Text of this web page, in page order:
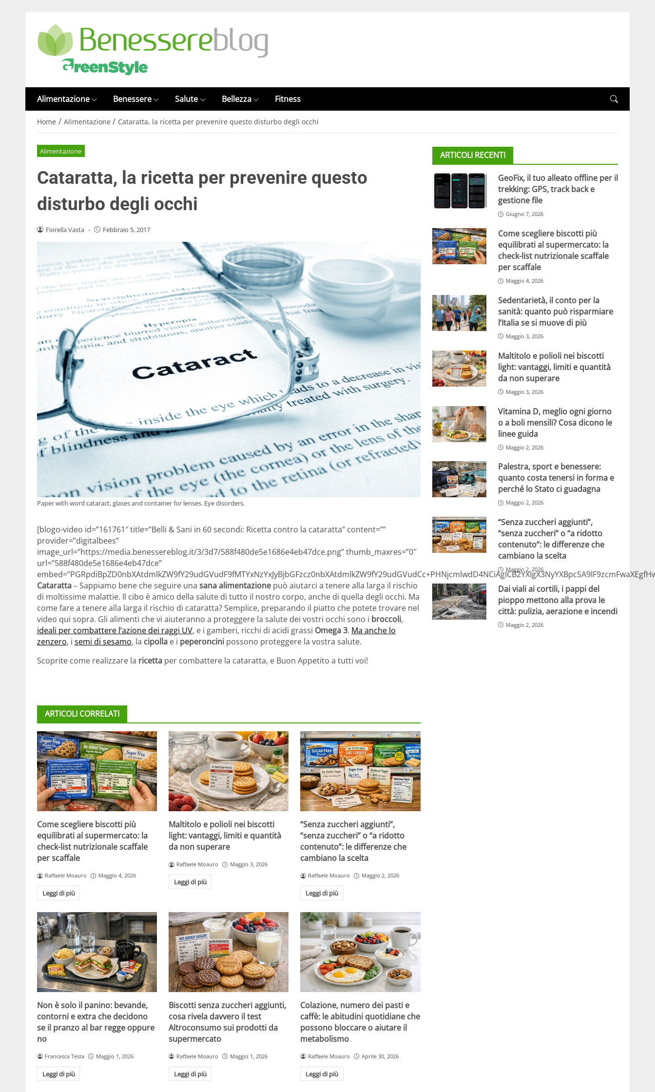
Alimentazione Benessere Salute Bellezza Fitness
Home / Alimentazione / Cataratta, la ricetta per prevenire questo disturbo degli occhi
Alimentazione
Cataratta, la ricetta per prevenire questo
disturbo degli occhi
Fiorella Vasta - Febbraio 5, 2017
Paper with word cataract, glases and container for lenses. Eye disorders.
[blogo-video id=”161761″ title=”Belli & Sani in 60 secondi: Ricetta contro la cataratta” content=””
provider=”digitalbees”
image_url=”https://media.benessereblog.it/3/3d7/588f480de5e1686e4eb47dce.png” thumb_maxres=”0″
url=”588f480de5e1686e4eb47dce”
Cataratta– Sappiamo bene che seguire una sana alimentazione può aiutarci a tenere alla larga il rischio
di moltissime malattie. Il cibo è amico della salute di tutto il nostro corpo, anche di quella degli occhi. Ma
come fare a tenere alla larga il rischio di cataratta? Semplice, preparando il piatto che potete trovare nel
video qui sopra. Gli alimenti che vi aiuteranno a proteggere la salute dei vostri occhi sono i broccoli,
ideali per combattere l’azione dei raggi UV, e i gamberi, ricchi di acidi grassi Omega 3. Ma anche lo
zenzero, i semi di sesamo, la cipolla e i peperoncini possono proteggere la vostra salute.
Scoprite come realizzare la ricetta per combattere la cataratta, e Buon Appetito a tutti voi!
ARTICOLI CORRELATI
Come scegliere biscotti più
equilibrati al supermercato: la
check-list nutrizionale scaffale
per scaffale
Raffaele Moauro Maggio 4, 2026
Leggi di più
Maltitolo e polioli nei biscotti
light: vantaggi, limiti e quantità
da non superare
Raffaele Moauro Maggio 3, 2026
Leggi di più
“Senza zuccheri aggiunti”,
“senza zuccheri” o “a ridotto
contenuto”: le differenze che
cambiano la scelta
Raffaele Moauro Maggio 2, 2026
Leggi di più
Non è solo il panino: bevande,
contorni e extra che decidono
se il pranzo al bar regge oppure
no
Francesca Testa Maggio 1, 2026
Leggi di più
Biscotti senza zuccheri aggiunti,
cosa rivela davvero il test
Altroconsumo sui prodotti da
supermercato
Raffaele Moauro Maggio 1, 2026
Leggi di più
Colazione, numero dei pasti e
caffè: le abitudini quotidiane che
possono bloccare o aiutare il
metabolismo
Raffaele Moauro Aprile 30, 2026
Leggi di più
ARTICOLI RECENTI
GeoFix, il tuo alleato offline per il
trekking: GPS, track back e
gestione file
Giugno 7, 2026
Come scegliere biscotti più
equilibrati al supermercato: la
check-list nutrizionale scaffale
per scaffale
Maggio 4, 2026
Sedentarietà, il conto per la
sanità: quanto può risparmiare
l’Italia se si muove di più
Maggio 3, 2026
Maltitolo e polioli nei biscotti
light: vantaggi, limiti e quantità
da non superare
Maggio 3, 2026
Vitamina D, meglio ogni giorno
o a boli mensili? Cosa dicono le
linee guida
Maggio 2, 2026
Palestra, sport e benessere:
quanto costa tenersi in forma e
perché lo Stato ci guadagna
Maggio 2, 2026
“Senza zuccheri aggiunti”,
“senza zuccheri” o “a ridotto
contenuto”: le differenze che
cambiano la scelta
Maggio 2, 2026
Dai viali ai cortili, i pappi del
pioppo mettono alla prova le
città: pulizia, aerazione e incendi
Maggio 2, 2026